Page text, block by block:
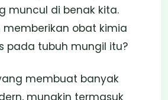
muncul di benak kita.
obat kimia
pada tubuh mungil itu?
membuat banyak